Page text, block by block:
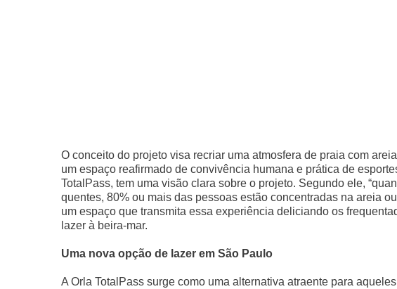
O conceito do projeto visa recriar uma atmosfera de praia com
um espaço reafirmado de convivência humana e prática de
TotalPass, tem uma visão clara sobre o projeto. Segundo ele,
quentes, 80% ou mais das pessoas estão concentradas na areia
um espaço que transmita essa experiência deliciando os
lazer à beira-mar.
Uma nova opção de lazer em São Paulo
A Orla TotalPass surge como uma alternativa atraente para